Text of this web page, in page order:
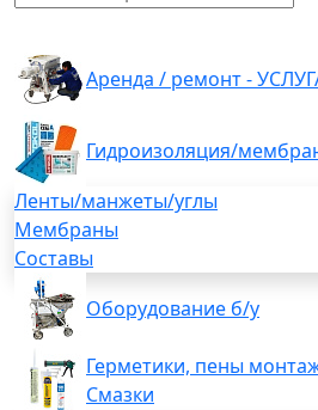
Аренда / ремонт -
Гидроизоляция/
Ленты/манжеты/углы
Мембраны
Составы
Оборудование б/у
Герметики, пены
Смазки